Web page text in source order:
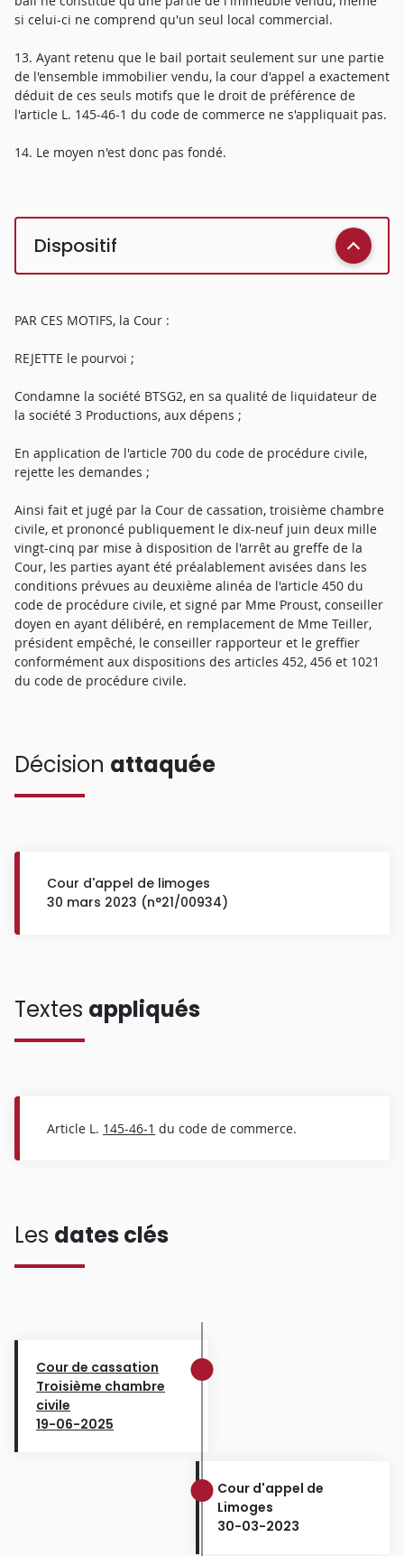
si celui-ci ne comprend qu'un seul local commercial.
13. Ayant retenu que le bail portait seulement sur une partie
de l'ensemble immobilier vendu, la cour d'appel a exactement
déduit de ces seuls motifs que le droit de préférence de
l'article L. 145-46-1 du code de commerce ne s'appliquait pas.
14. Le moyen n'est donc pas fondé.
Dispositif
PAR CES MOTIFS, la Cour :
REJETTE le pourvoi ;
Condamne la société BTSG2, en sa qualité de liquidateur de
la société 3 Productions, aux dépens ;
En application de l'article 700 du code de procédure civile,
rejette les demandes ;
Ainsi fait et jugé par la Cour de cassation, troisième chambre
civile, et prononcé publiquement le dix-neuf juin deux mille
vingt-cinq par mise à disposition de l'arrêt au greffe de la
Cour, les parties ayant été préalablement avisées dans les
conditions prévues au deuxième alinéa de l'article 450 du
code de procédure civile, et signé par Mme Proust, conseiller
doyen en ayant délibéré, en remplacement de Mme Teiller,
président empêché, le conseiller rapporteur et le greffier
conformément aux dispositions des articles 452, 456 et 1021
du code de procédure civile.
Décision attaquée
Cour d'appel de limoges
30 mars 2023 (n°21/00934)
Textes appliqués
Article L. 145-46-1 du code de commerce.
Les dates clés
Cour de cassation
Troisième chambre
civile
19-06-2025
Cour d'appel de
Limoges
30-03-2023